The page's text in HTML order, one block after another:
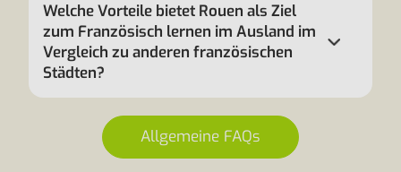
Welche Vorteile bietet Rouen als Ziel
zum Französisch lernen im Ausland im
Vergleich zu anderen französischen
Städten?
Allgemeine FAQs